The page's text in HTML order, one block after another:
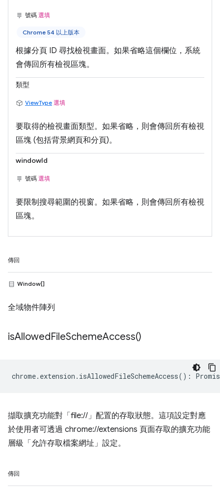
號碼 選填
Chrome 54 以上版本
根據分頁 ID 尋找檢視畫面。如果省略這個欄位，系統
會傳回所有檢視區塊。
類型
ViewType 選填
要取得的檢視畫面類型。如果省略，則會傳回所有檢視
區塊 (包括背景網頁和分頁)。
windowId
號碼 選填
要限制搜尋範圍的視窗。如果省略，則會傳回所有檢視
區塊。
傳回
Window[]
全域物件陣列
isAllowedFileSchemeAccess()
chrome. extension . isAllowedFileSchemeAccess() :
擷取擴充功能對「file://」配置的存取狀態。這項設定對應
於使用者可透過 chrome://extensions 頁面存取的擴充功能
層級「允許存取檔案網址」設定。
傳回